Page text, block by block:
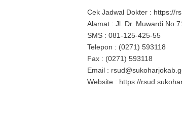
Cek Jadwal Dokter : https://
Alamat : Jl. Dr. Muwardi
SMS : 081-125-425-55
Telepon : (0271) 593118
Fax : (0271) 593118
Email :
Website : https://